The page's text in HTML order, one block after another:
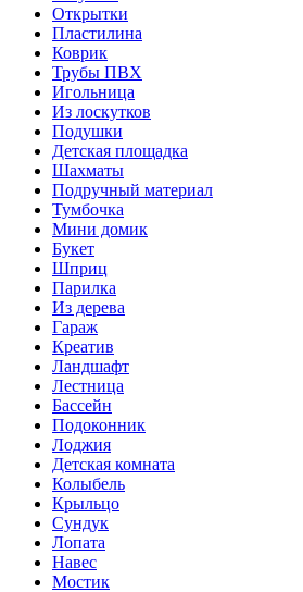
Открытки
Пластилина
Коврик
Трубы ПВХ
Игольница
Из лоскутков
Подушки
Детская площадка
Шахматы
Подручный материал
Тумбочка
Мини домик
Букет
Шприц
Парилка
Из дерева
Гараж
Креатив
Ландшафт
Лестница
Бассейн
Подоконник
Лоджия
Детская комната
Колыбель
Крыльцо
Сундук
Лопата
Навес
Мостик